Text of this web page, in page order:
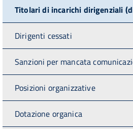
Titolari di incarichi dirigenziali
Dirigenti cessati
Sanzioni per mancata
Posizioni organizzative
Dotazione organica